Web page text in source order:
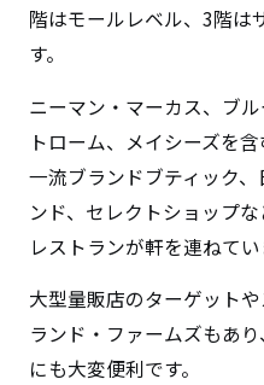
階はモールレベル、3階は
す。
ニーマン・マーカス、ブ
トローム、メイシーズを
一流ブランドブティック
ンド、セレクトショップ
レストランが軒を連ねてい
大型量販店のターゲット
ランド・ファームズもあ
にも大変便利です。